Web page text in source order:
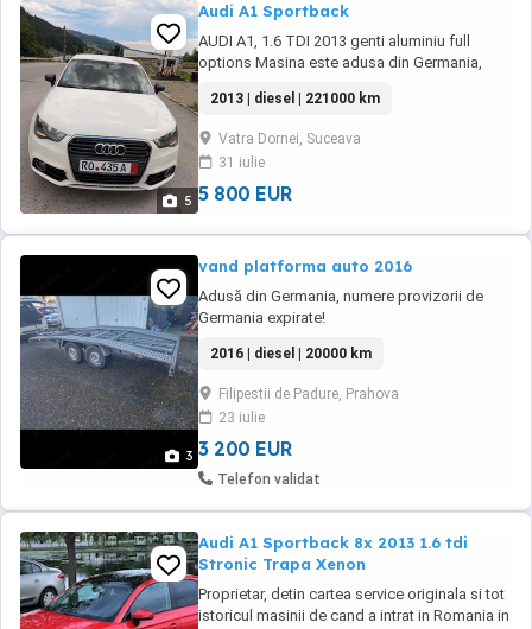
5
Audi A1 Sportback
AUDI A1, 1.6 TDI 2013 genti aluminiu full
options Masina este adusa din Germania,
prezinta bine din punct de vedere tehnic si
optic. Mai multe detalii la telefon!
2013 | diesel | 221000 km
Vatra Dornei, Suceava
31 iulie
5 800 EUR
3
vand platforma auto 2016
Adusă din Germania, numere provizorii de
Germania expirate!
2016 | diesel | 20000 km
Filipestii de Padure, Prahova
23 iulie
3 200 EUR
Telefon validat
Audi A1 Sportback 8x 2013 1.6 tdi
Stronic Trapa Xenon
Proprietar, detin cartea service originala si tot
istoricul masinii de cand a intrat in Romania in